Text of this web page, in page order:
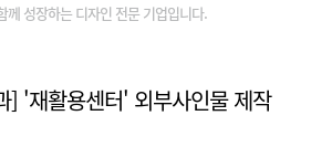
께 성장하는 디자인 전문 기업입니다.
] '재활용센터' 외부사인물 제작